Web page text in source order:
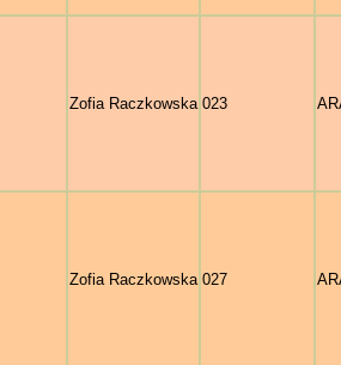
Zofia Raczkowska 023
Zofia Raczkowska 027